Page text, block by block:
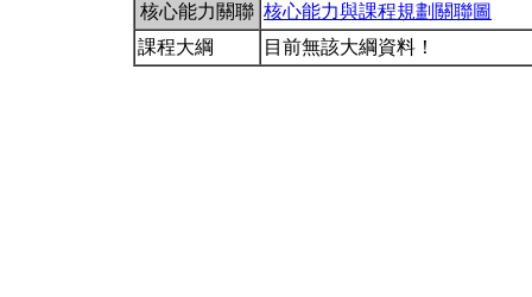
核心能力關聯 核心能力與課程規劃關聯圖
課程大綱
目前無該大綱資料！